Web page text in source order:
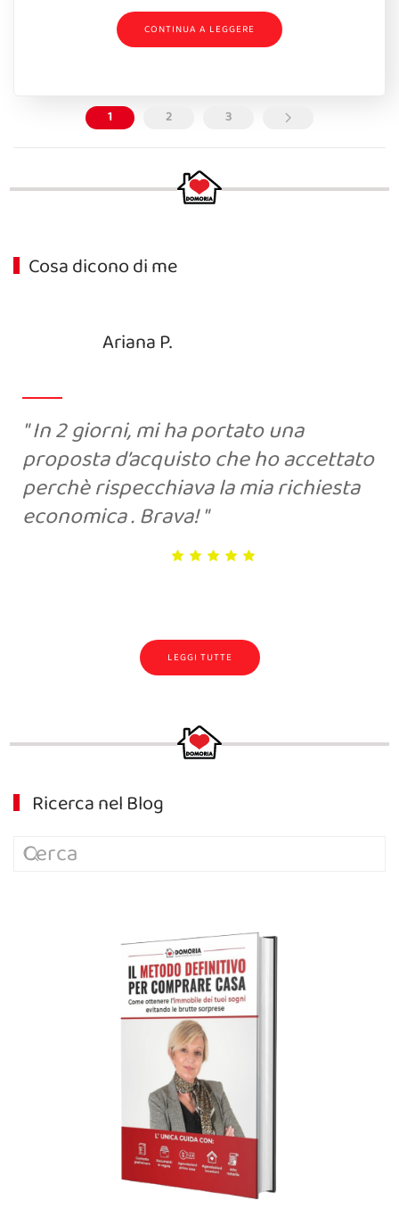
CONTINUA A LEGGERE
1 2 3
Cosa dicono di me
Ariana P.
In 2 giorni, mi ha portato una
proposta d’acquisto che ho accettato
perchè rispecchiava la mia richiesta
economica . Brava!
LEGGI TUTTE
Ricerca nel Blog